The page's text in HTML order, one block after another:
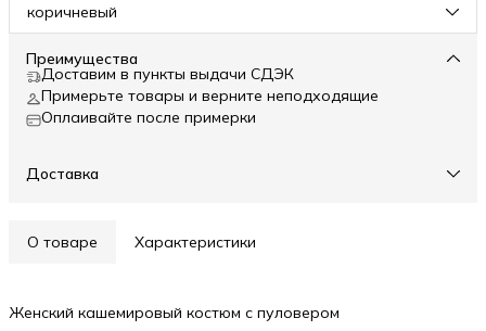
коричневый
Преимущества
Доставим в пункты выдачи СДЭК
Примерьте товары и верните неподходящие
Оплаивайте после примерки
Доставка
О товаре Характеристики
Женский кашемировый костюм с пуловером